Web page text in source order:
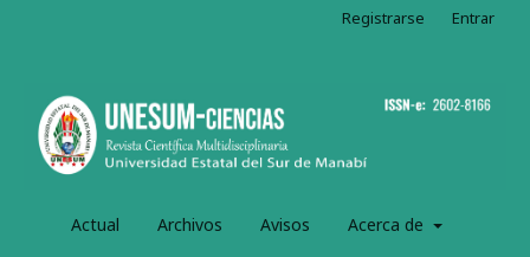
Actual Archivos Avisos Acerca de
Registrarse Entrar